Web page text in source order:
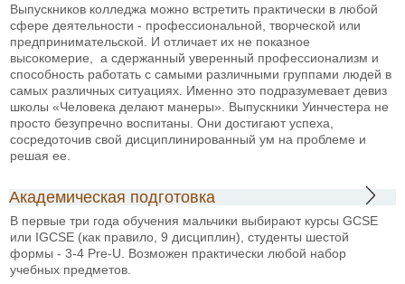
Выпускников колледжа можно встретить практически в любой
сфере деятельности - профессиональной, творческой или
предпринимательской. И отличает их не показное
высокомерие, а сдержанный уверенный профессионализм и
способность работать с самыми различными группами людей в
самых различных ситуациях. Именно это подразумевает девиз
школы «Человека делают манеры». Выпускники Уинчестера не
просто безупречно воспитаны. Они достигают успеха,
сосредоточив свой дисциплинированный ум на проблеме и
решая ее.
Академическая подготовка
В первые три года обучения мальчики выбирают курсы GCSE
или IGCSE (как правило, 9 дисциплин), студенты шестой
формы - 3-4 Pre-U. Возможен практически любой набор
учебных предметов.